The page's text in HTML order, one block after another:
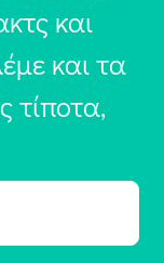
και
και τα
τίποτα,